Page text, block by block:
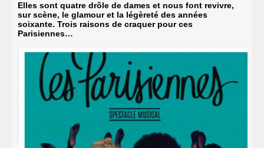
Elles sont quatre drôle de dames et nous font revivre,
sur scène, le glamour et la légèreté des années
soixante. Trois raisons de craquer pour ces
Parisiennes…